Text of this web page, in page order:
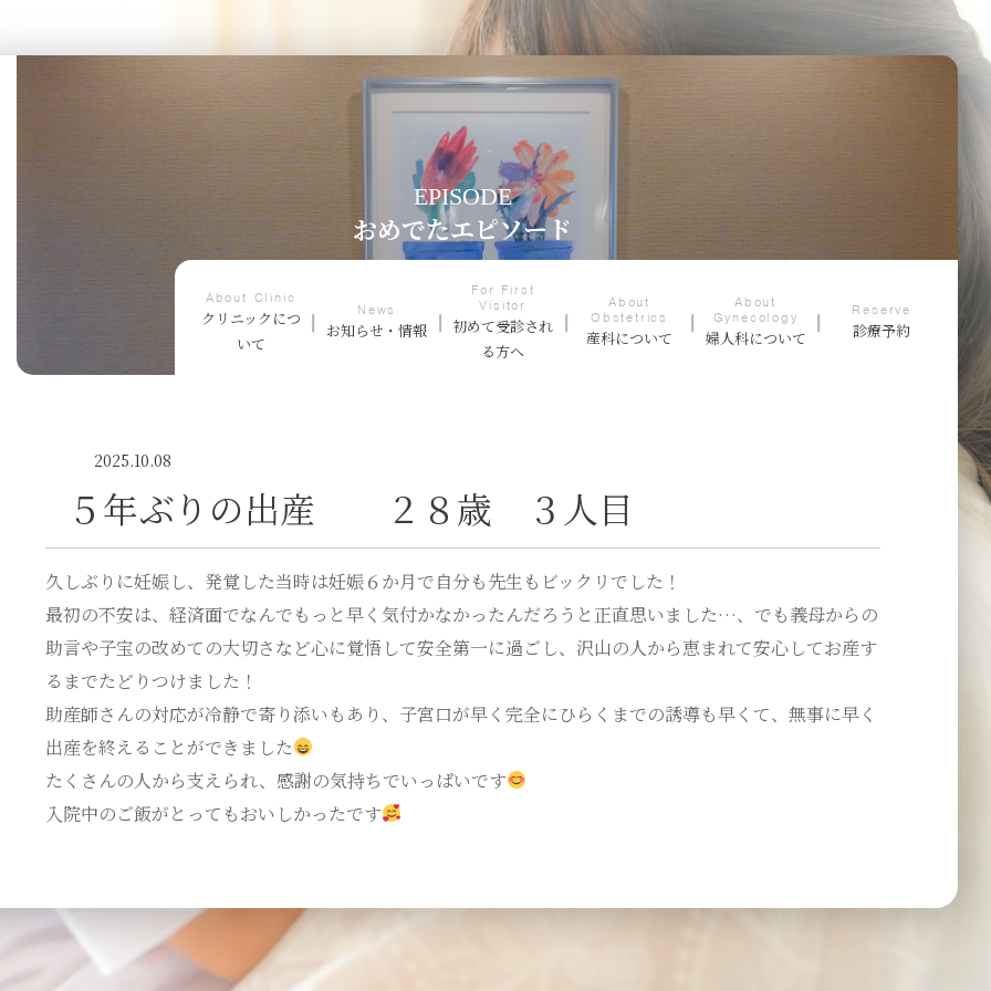
EPISODE
おめでたエピソード
About Clinic
クリニックにつ
いて
News
お知らせ・情報
For First
Visitor
初めて受診され
る方へ
About
Obstetrics
産科について
About
Gynecology
婦人科について
Reserve
診療予約
2025.10.08
５年ぶりの出産 ２８歳 ３人目
久しぶりに妊娠し、発覚した当時は妊娠６か月で自分も先生もビックリでした！
最初の不安は、経済面でなんでもっと早く気付かなかったんだろうと正直思いました…、でも義母からの
助言や子宝の改めての大切さなど心に覚悟して安全第一に過ごし、沢山の人から恵まれて安心してお産す
るまでたどりつけました！
助産師さんの対応が冷静で寄り添いもあり、子宮口が早く完全にひらくまでの誘導も早くて、無事に早く
出産を終えることができました
たくさんの人から支えられ、感謝の気持ちでいっぱいです
入院中のご飯がとってもおいしかったです